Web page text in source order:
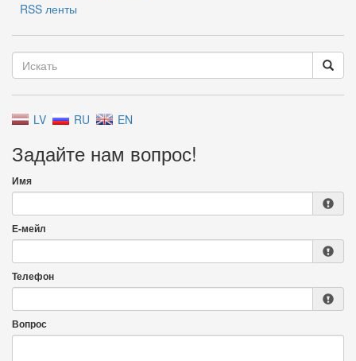
RSS ленты
LV RU EN
Задайте нам вопрос!
Имя
Е-мейл
Телефон
Вопрос